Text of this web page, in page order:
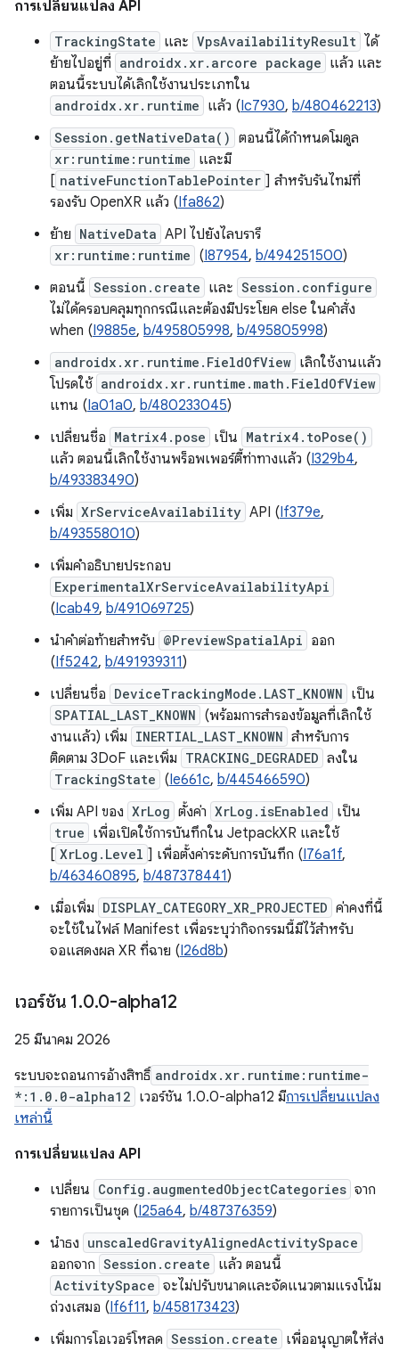
การเปลี่ยนแปลง API
TrackingState และ VpsAvailabilityResult ได้
ย้ายไปอยู่ที่ androidx.xr.arcore package แล้ว และ
ตอนนี้ระบบได้เลิกใช้งานประเภทใน
androidx.xr.runtime แล้ว (Ic7930, b/480462213)
Session.getNativeData() ตอนนี้ได้กำหนดโมดูล
xr:runtime:runtime และมี
[ nativeFunctionTablePointer ] สำหรับรันไทม์ที่
รองรับ OpenXR แล้ว (Ifa862)
ย้าย NativeData API ไปยังไลบรารี
xr:runtime:runtime (I87954, b/494251500)
ตอนนี้ Session.create และ Session.configure
ไม่ได้ครอบคลุมทุกกรณีและต้องมีประโยค else ในคำสั่ง
when (I9885e, b/495805998, b/495805998)
androidx.xr.runtime.FieldOfView เลิกใช้งานแล้ว
โปรดใช้ androidx.xr.runtime.math.FieldOfView
แทน (Ia01a0, b/480233045)
เปลี่ยนชื่อ Matrix4.pose เป็น Matrix4.toPose()
แล้ว ตอนนี้เลิกใช้งานพร็อพเพอร์ตี้ท่าทางแล้ว (I329b4,
b/493383490)
เพิ่ม XrServiceAvailability API (If379e,
b/493558010)
เพิ่มคำอธิบายประกอบ
ExperimentalXrServiceAvailabilityApi
(Icab49, b/491069725)
นำคำต่อท้ายสำหรับ @PreviewSpatialApi ออก
(If5242, b/491939311)
เปลี่ยนชื่อ DeviceTrackingMode.LAST_KNOWN เป็น
SPATIAL_LAST_KNOWN (พร้อมการสำรองข้อมูลที่เลิกใช้
งานแล้ว) เพิ่ม INERTIAL_LAST_KNOWN สำหรับการ
ติดตาม 3DoF และเพิ่ม TRACKING_DEGRADED ลงใน
TrackingState (Ie661c, b/445466590)
เพิ่ม API ของ XrLog ตั้งค่า XrLog.isEnabled เป็น
true เพื่อเปิดใช้การบันทึกใน JetpackXR และใช้
[ XrLog.Level ] เพื่อตั้งค่าระดับการบันทึก (I76a1f,
b/463460895, b/487378441)
เมื่อเพิ่ม DISPLAY_CATEGORY_XR_PROJECTED ค่าคงที่นี้
จะใช้ในไฟล์ Manifest เพื่อระบุว่ากิจกรรมนี้มีไว้สำหรับ
จอแสดงผล XR ที่ฉาย (I26d8b)
เวอร์ชัน 1.0.0-alpha12
25 มีนาคม 2026
ระบบจะถอนการอ้างสิทธิ์ androidx.xr.runtime:runtime-
*:1.0.0-alpha12 เวอร์ชัน 1.0.0-alpha12 มีการเปลี่ยนแปลง
เหล่านี้
การเปลี่ยนแปลง API
เปลี่ยน Config.augmentedObjectCategories จาก
รายการเป็นชุด (I25a64, b/487376359)
นำธง unscaledGravityAlignedActivitySpace
ออกจาก Session.create แล้ว ตอนนี้
ActivitySpace จะไม่ปรับขนาดและจัดแนวตามแรงโน้ม
ถ่วงเสมอ (If6f11, b/458173423)
เพิ่มการโอเวอร์โหลด Session.create เพื่ออนุญาตให้ส่ง